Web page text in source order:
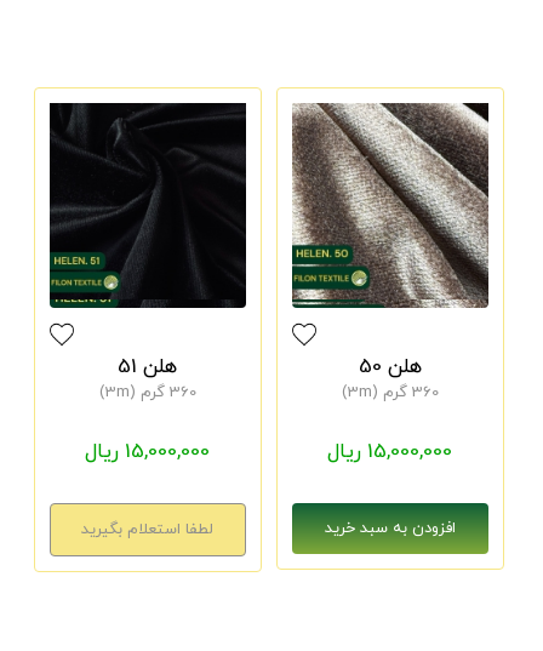
هلن 50
360 گرم (3m)
15,000,000 ریال
هلن 51
360 گرم (3m)
15,000,000 ریال